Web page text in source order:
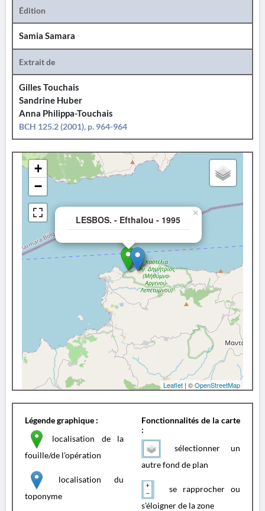
Édition
Samia Samara
Extrait de
Gilles Touchais
Sandrine Huber
Anna Philippa-Touchais
BCH 125.2 (2001), p. 964-964
LESBOS. - Efthalou - 1995
×
+
−
Leaflet | ©OpenStreetMap
Légende graphique :
localisation de la
fouille/de l'opération
localisation du
toponyme
Fonctionnalités de la carte
:
sélectionner un
autre fond de plan
se rapprocher ou
s'éloigner de la zone